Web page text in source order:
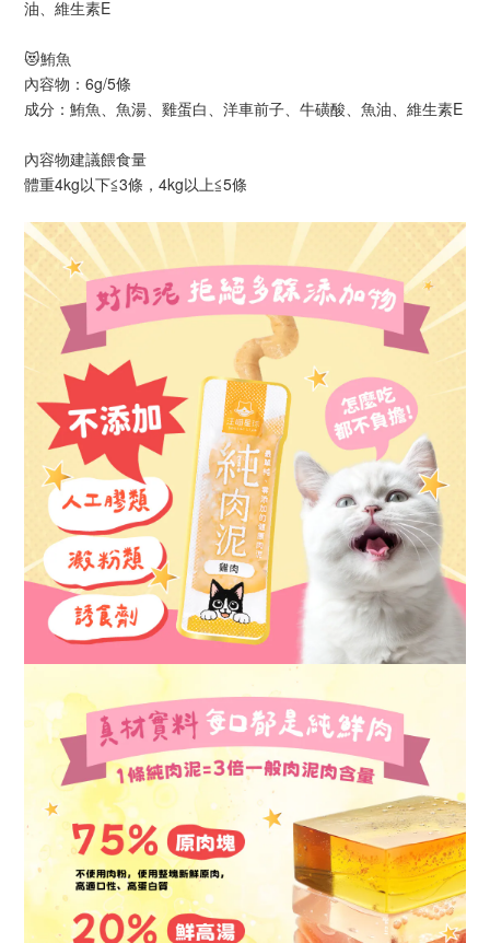
油、維生素E
😻鮪魚
內容物：6g/5條
成分：鮪魚、魚湯、雞蛋白、洋車前子、牛磺酸、魚油、維生素E
內容物建議餵食量
體重4kg以下≦3條，4kg以上≦5條